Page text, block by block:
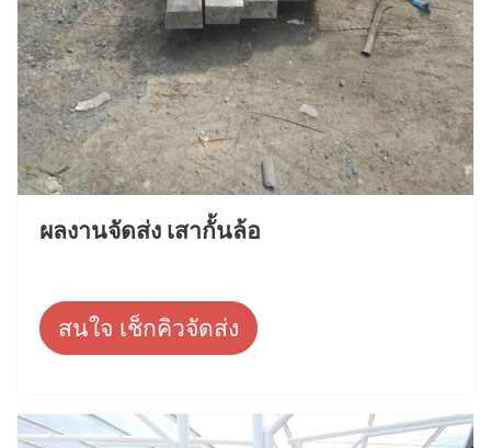
ผลงานจัดส่ง เสากั้นล้อ
สนใจ เช็กคิวจัดส่ง